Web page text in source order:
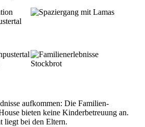
aufkommen: Die Familien-
bieten keine Kinderbetreuung an.
liegt bei den Eltern.